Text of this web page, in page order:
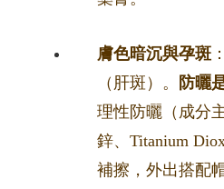
膚色暗沉與孕斑
（肝斑）。
防曬
理性防曬（成分
鋅、Titanium
補擦，外出搭配